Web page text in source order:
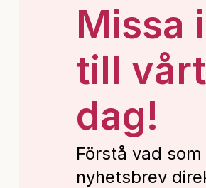
Missa
till
dag!
Förstå vad
nyhetsbrev